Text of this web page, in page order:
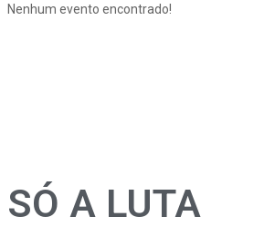
Nenhum evento encontrado!
SÓ A LUTA